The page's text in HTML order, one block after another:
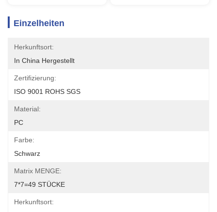
Einzelheiten
Herkunftsort:
In China Hergestellt
Zertifizierung:
ISO 9001 ROHS SGS
Material:
PC
Farbe:
Schwarz
Matrix MENGE:
7*7=49 STÜCKE
Herkunftsort: